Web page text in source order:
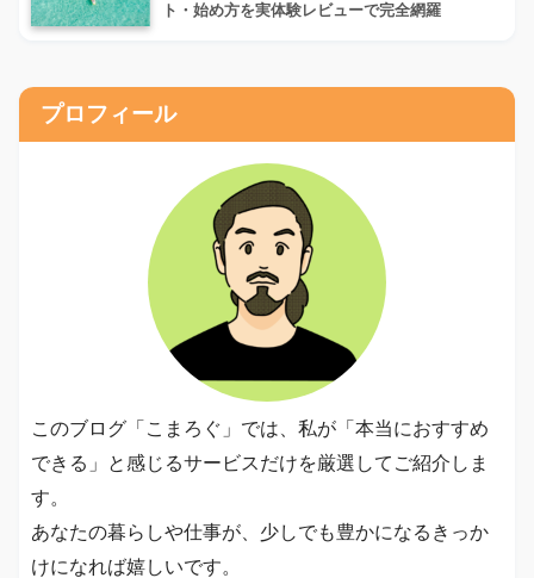
ト・始め方を実体験レビューで完全網羅
プロフィール
このブログ「こまろぐ」では、私が「本当におすすめ
できる」と感じるサービスだけを厳選してご紹介しま
す。
あなたの暮らしや仕事が、少しでも豊かになるきっか
けになれば嬉しいです。